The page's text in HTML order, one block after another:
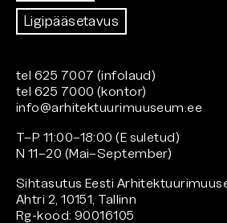
Ligipääsetavus
tel 625 7007 (infolaud)
tel 625 7000 (kontor)
info@arhitektuurimuuseum.ee
T–P 11:00–18:00 (E suletud)
N 11–20 (Mai–September)
Sihtasutus Eesti
Ahtri 2, 10151, Tallinn
Rg-kood: 90016105